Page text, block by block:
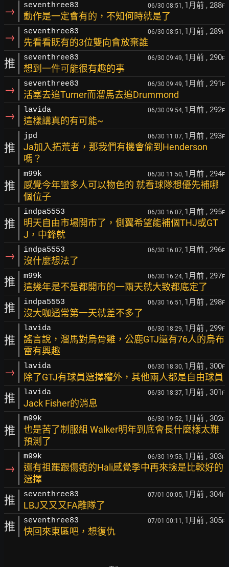
→ seventhree83 06/30 08:51, 1月前 , 288F
動作是一定會有的，不知何時就是了
→ seventhree83 06/30 08:51, 1月前 , 289F
先看看既有的3位雙向會放棄誰
推 seventhree83 06/30 09:49, 1月前 , 290F
想到一件可能很有趣的事
→ seventhree83 06/30 09:49, 1月前 , 291 F
活塞去追Turner而溜馬去追Drummond
→ lavida 06/30 09:54, 1月前 , 292F
這樣講真的有可能~
推
jpd 06/30 11:07, 1月前 , 293F
Ja加入拓荒者，那我們有機會偷到Henderson
嗎？
推
m99k 06/30 11:50, 1月前 , 294F
感覺今年蠻多人可以物色的 就看球隊想優先補哪
個位子
推
indpa5553 06/30 16:07, 1月前 , 295F
明天自由市場開市了，側翼希望能補個THJ或GT
J，中鋒就
→ indpa5553 06/30 16:07, 1月前 , 296F
沒什麼想法了
推 m99k 06/30 16:24, 1月前 , 297F
這幾年是不是都開市的一兩天就大致都底定了
推 indpa5553 06/30 16:51, 1月前 , 298F
沒大咖通常第一天就差不多了
推
lavida 06/30 18:29, 1月前 , 299F
謠言說，溜馬對烏骨雞，公鹿GTJ還有76人的烏布
雷有興趣
→ lavida 06/30 18:30, 1月前 , 300F
除了GTJ有球員選擇權外，其他兩人都是自由球員
推 lavida 06/30 18:37, 1月前 , 301 F
Jack Fisher的消息
推
m99k 06/30 19:52, 1月前 , 302F
也是苦了制服組 Walker明年到底會長什麼樣太難
預測了
→
m99k 06/30 19:53, 1月前 , 303F
還有祖罷跟傷癒的Hali感覺季中再來撿是比較好的
選擇
推 seventhree83 07/01 00:05, 1月前 , 304F
LBJ又又又FA離隊了
推 seventhree83 07/01 00:11, 1月前 , 305F
快回來東區吧，想復仇